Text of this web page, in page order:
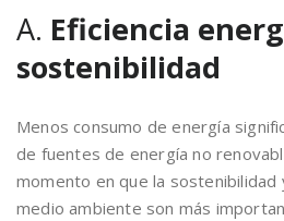
A. Eficiencia
sostenibilidad
Menos consumo de energía
de fuentes de energía no
momento en que la sostenibilidad
medio ambiente son más